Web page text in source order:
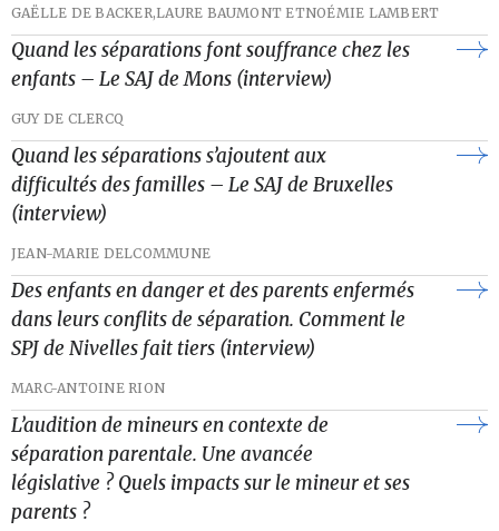
GAËLLE DE BACKER,LAURE BAUMONT ETNOÉMIE LAMBERT
Quand les séparations font souffrance chez les
enfants – Le SAJ de Mons (interview)
GUY DE CLERCQ
Quand les séparations s’ajoutent aux
difficultés des familles – Le SAJ de Bruxelles
(interview)
JEAN-MARIE DELCOMMUNE
Des enfants en danger et des parents enfermés
dans leurs conflits de séparation. Comment le
SPJ de Nivelles fait tiers (interview)
MARC-ANTOINE RION
L’audition de mineurs en contexte de
séparation parentale. Une avancée
législative ? Quels impacts sur le mineur et ses
parents ?